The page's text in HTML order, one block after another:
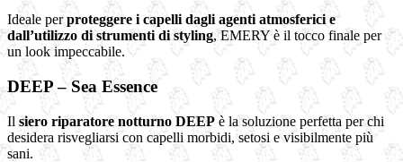
Ideale perproteggere i capelli dagli agenti atmosferici e
dall’utilizzo di strumenti di styling, EMERY è il tocco finale per
un look impeccabile.
DEEP – Sea Essence
Il siero riparatore notturno DEEP è la soluzione perfetta per chi
desidera risvegliarsi con capelli morbidi, setosi e visibilmente più
sani.